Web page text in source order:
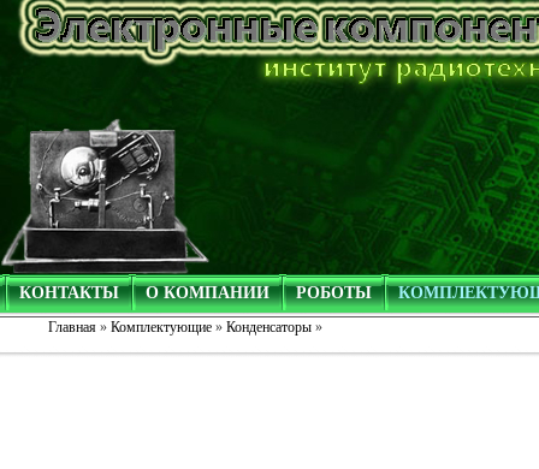
КОНТАКТЫ О КОМПАНИИ РОБОТЫ
Главная » Комплектующие » Конденсаторы »